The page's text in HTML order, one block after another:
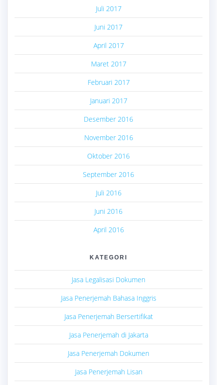
Juli 2017
Juni 2017
April 2017
Maret 2017
Februari 2017
Januari 2017
Desember 2016
November 2016
Oktober 2016
September 2016
Juli 2016
Juni 2016
April 2016
KATEGORI
Jasa Legalisasi Dokumen
Jasa Penerjemah Bahasa Inggris
Jasa Penerjemah Bersertifikat
Jasa Penerjemah di Jakarta
Jasa Penerjemah Dokumen
Jasa Penerjemah Lisan